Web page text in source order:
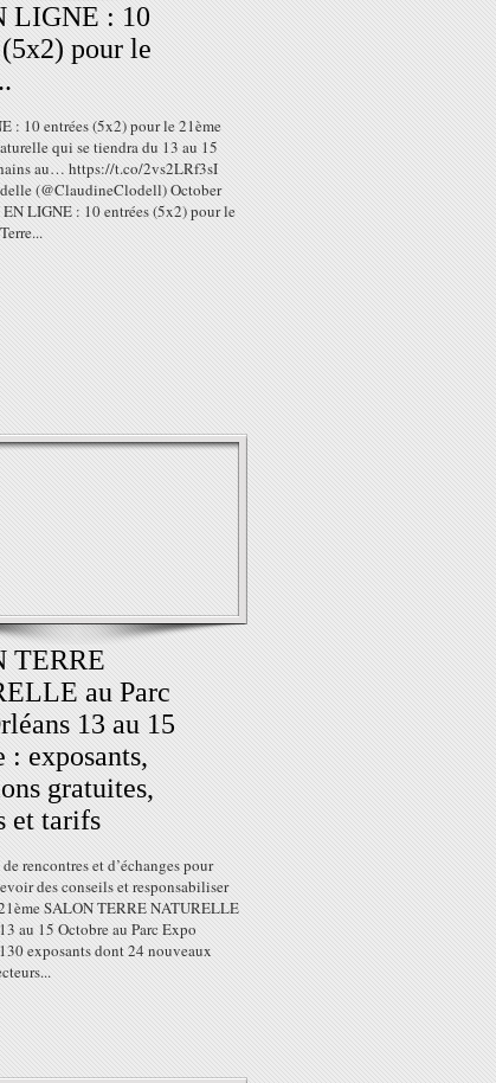
LIGNE : 10
pour le
: 10 entrées (5x2) pour le 21ème
qui se tiendra du 13 au 15
au… https://t.co/2vs2LRf3sI
(@ClaudineClodell) October
LIGNE : 10 entrées (5x2) pour le
TERRE
au Parc
13 au 15
: exposants,
gratuites,
et tarifs
rencontres et d’échanges pour
des conseils et responsabiliser
SALON TERRE NATURELLE
au 15 Octobre au Parc Expo
exposants dont 24 nouveaux